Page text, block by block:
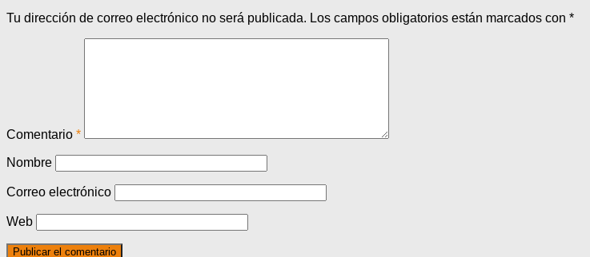
Tu dirección de correo electrónico no será publicada. Los campos obligatorios están marcados con *
Comentario *
Nombre
Correo electrónico
Web